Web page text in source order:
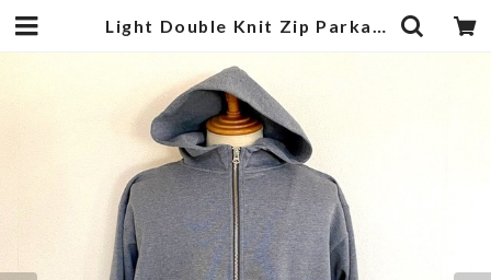
Light Double Knit Zip Parka Charcoal | 武蔵小杉のセレクトショップ【ナクール】-nakool-